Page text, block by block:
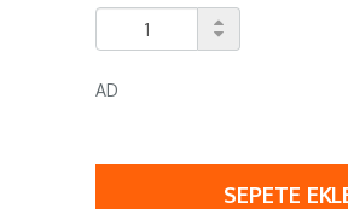
AD
SEPETE